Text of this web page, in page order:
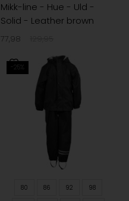
Mikk-line - Hue - Uld -
Solid - Leather brown
77,98
-25%
80 86 92 98